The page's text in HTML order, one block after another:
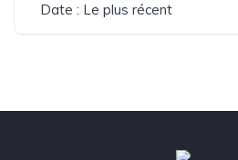
Date : Le plus récent